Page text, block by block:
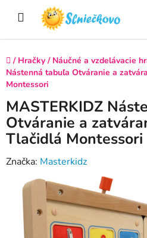
Domov
/ Hračky / Náučné a vzdelávacie
Nástenná tabuľa Otváranie a
Montessori
MASTERKIDZ
Otváranie a
Tlačidlá Montessori
Značka: Masterkidz